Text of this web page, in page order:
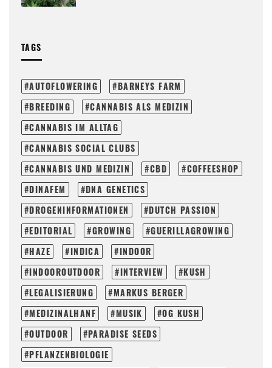
TAGS
AUTOFLOWERING
BARNEYS FARM
BREEDING
CANNABIS ALS MEDIZIN
CANNABIS IM ALLTAG
CANNABIS SOCIAL CLUBS
CANNABIS UND MEDIZIN
CBD
COFFEESHOP
DINAFEM
DNA GENETICS
DROGENINFORMATIONEN
DUTCH PASSION
EDITORIAL
GROWING
GUERILLAGROWING
HAZE
INDICA
INDOOR
INDOOROUTDOOR
INTERVIEW
KUSH
LEGALISIERUNG
MARKUS BERGER
MEDIZINALHANF
MUSIK
OG KUSH
OUTDOOR
PARADISE SEEDS
PFLANZENBIOLOGIE